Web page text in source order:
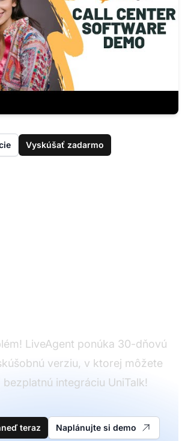
Vyskúšať zadarmo
LiveAgent ponúka 30-dňovú
verziu, v ktorej môžete
integráciu UniTalk!
teraz Naplánujte si demo